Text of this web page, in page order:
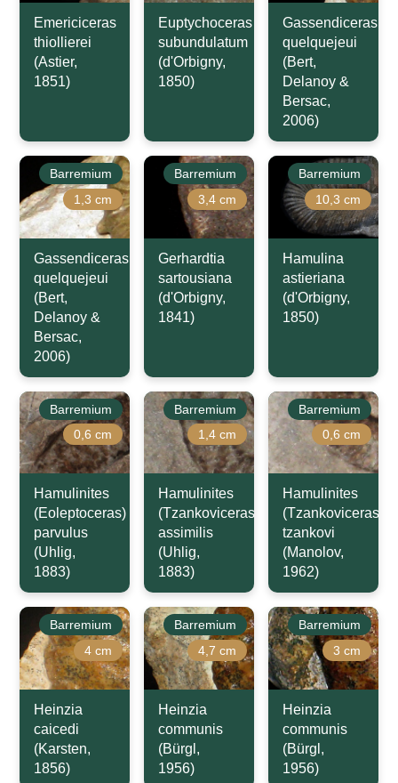
Emericiceras
thiollierei
(Astier,
1851)
Euptychoceras
subundulatum
(d'Orbigny,
1850)
Gassendiceras
quelquejeui
(Bert,
Delanoy &
Bersac,
2006)
Barremium
1,3 cm
Gassendiceras
quelquejeui
(Bert,
Delanoy &
Bersac,
2006)
Barremium
3,4 cm
Gerhardtia
sartousiana
(d'Orbigny,
1841)
Barremium
10,3 cm
Hamulina
astieriana
(d'Orbigny,
1850)
Barremium
0,6 cm
Hamulinites
(Eoleptoceras)
parvulus
(Uhlig,
1883)
Barremium
1,4 cm
Hamulinites
(Tzankoviceras)
assimilis
(Uhlig,
1883)
Barremium
0,6 cm
Hamulinites
(Tzankoviceras)
tzankovi
(Manolov,
1962)
Barremium
4 cm
Heinzia
caicedi
(Karsten,
1856)
Barremium
4,7 cm
Heinzia
communis
(Bürgl,
1956)
Barremium
3 cm
Heinzia
communis
(Bürgl,
1956)